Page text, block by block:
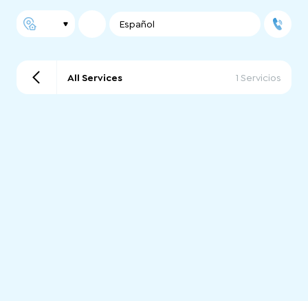
Español
All Services 1 Servicios